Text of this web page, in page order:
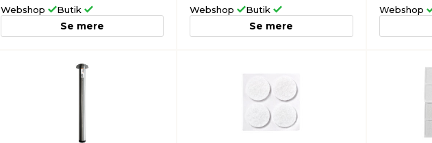
Webshop Butik
Se mere
Webshop Butik
Se mere
Webshop